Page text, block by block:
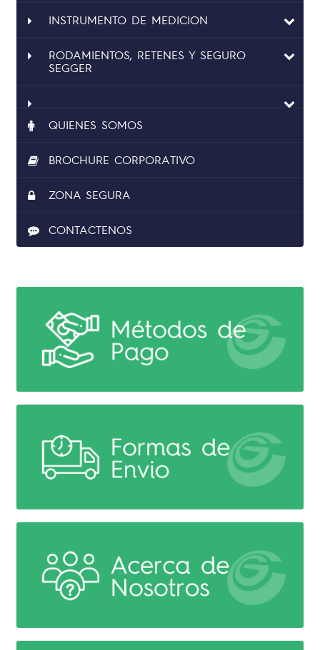
INSTRUMENTO DE MEDICION
RODAMIENTOS, RETENES Y SEGURO
SEGGER
QUIENES SOMOS
BROCHURE CORPORATIVO
ZONA SEGURA
CONTACTENOS